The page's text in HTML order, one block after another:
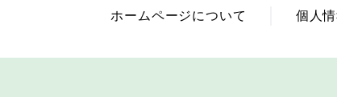
ホームページについて 個人